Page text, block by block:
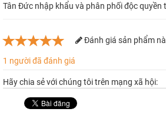
Tân Đức nhập khẩu và phân phối độc quyền
1 người đã đánh giá
Đánh giá sản phẩm
Hãy chia sẻ với chúng tôi trên mạng xã hội: